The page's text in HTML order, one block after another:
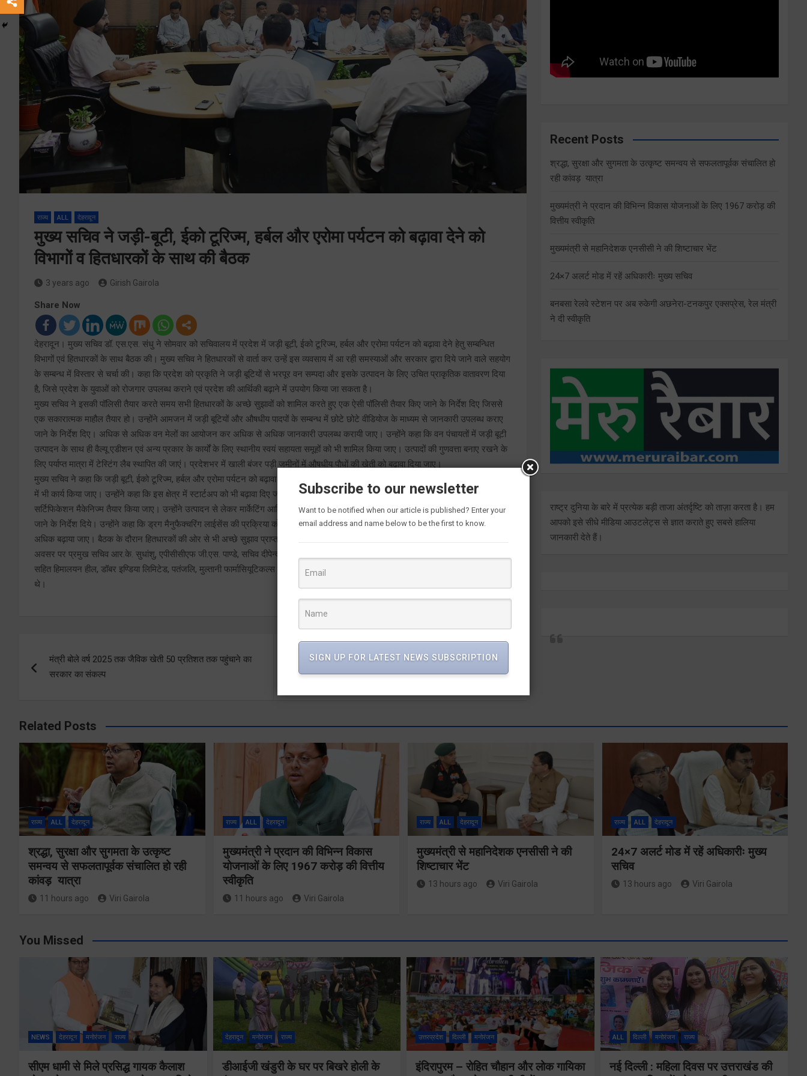
राज्य ALL देहरादून
मुख्य सचिव ने जड़ी-बूटी, ईको टूरिज्म, हर्बल और एरोमा पर्यटन को बढ़ावा देने को
विभागों व हितधारकों के साथ की बैठक
3 years ago Girish Gairola
Share Now
देहरादून। मुख्य सचिव डॉ. एस.एस. संधु ने सोमवार को सचिवालय में प्रदेश में जड़ी बूटी, ईको टूरिज्म, हर्बल और एरोमा पर्यटन को बढ़ावा देने हेतु सम्बन्धित
विभागों एवं हितधारकों के साथ बैठक की। मुख्य सचिव ने हितधारकों से वार्ता कर उन्हें इस व्यवसाय में आ रही समस्याओं और सरकार द्वारा दिये जाने वाले सहयोग
के सम्बन्ध में विस्तार से चर्चा की। कहा कि प्रदेश को प्रकृति ने जड़ी बूटियों से भरपूर वन सम्पदा और इसके उत्पादन के लिए उचित प्राकृतिक वातावरण दिया
है, जिसे प्रदेश के युवाओं को रोजगार उपलब्ध कराने एवं प्रदेश की आर्थिकी बढ़ाने में उपयोग किया जा सकता है।
मुख्य सचिव ने इसकी पॉलिसी तैयार करते समय सभी हितधारकों के अच्छे सुझावों को शामिल करते हुए एक ऐसी पॉलिसी तैयार किए जाने के निर्देश दिए जिससे
एक सकारात्मक माहौल तैयार हो। उन्होंने आमजन में जड़ी बूटियों और औषधीय पादपों के सम्बन्ध में छोटे छोटे वीडियोज के माध्यम से जानकारी उपलब्ध कराए
जाने के निर्देश दिए। अधिक से अधिक वन मेलों का आयोजन कर अधिक से अधिक जानकारी उपलब्ध करायी जाए। उन्होंने कहा कि वन पंचायतों में जड़ी बूटी
उत्पादन के साथ ही वैल्यू एडीशन एवं अन्य प्रकार के कार्यों के लिए स्थानीय स्वयं सहायता समूहों को भी शामिल किया जाए। उत्पादों की गुणवत्ता बनाए रखने के
लिए पर्याप्त मात्रा में टेस्टिंग लैब स्थापित की जाएं। प्रदेशभर में खाली बंजर पड़ी जमीनों में औषधीय पौधों की खेती को बढ़ावा दिया जाए।
मुख्य सचिव ने कहा कि जड़ी बूटी, ईको टूरिज्म, हर्बल और एरोमा पर्यटन को बढ़ावा देने, इस क्षेत्र से जुड़े विशेषज्ञों को शामिल करते हुए शोध एवं विकास की दिशा
में भी कार्य किया जाए। उन्होंने कहा कि इस क्षेत्र में स्टार्टअप को भी बढ़ावा दिए जाने हेतु व्यवस्था सुनिश्चित की जाए। मुख्य सचिव ने कहा कि ऑर्गेनिक
सर्टिफिकेशन मैकेनिज्म तैयार किया जाए। उन्होंने उत्पादन से लेकर मार्केटिंग आदि से सम्बन्धित प्रशिक्षण कार्यक्रमों को भी तैयार कर सभी को प्रशिक्षित किये
जाने के निर्देश दिये। उन्होंने कहा कि ड्रग मैनुफैक्चरिंग लाईसेंस की प्रक्रिया को भी सरलीकृत किया जाए एवं मार्केटिंग और रिटेल आउटलेट को भी अधिक से
अधिक बढ़ाया जाए। बैठक के दौरान हितधारकों की ओर से भी अच्छे सुझाव प्राप्त हुए, जिन्हें मुख्य सचिव ने पॉलिसी में भी शामिल किये जाने के निर्देश दिये। इस
अवसर पर प्रमुख सचिव आर.के. सुधांशु, एपीसीसीएफ जी.एस. पाण्डे, सचिव दीपेन्द्र कुमार चौधरी, निदेशक सेंटर फॉर एरोमैटिक प्लांट डॉ. निर्पेन्द्र चौहान
सहित हिमालयन हील, डॉबर इण्डिया लिमिटेड, पतंजलि, मुल्तानी फार्मासियूटिकल्स एवं इस व्यवसाय से जुड़े विभिन्न हिताधारक एवं प्रतिनिधि बैठक में उपस्थित
थे।
navigation
मंत्री बोले वर्ष 2025 तक जैविक खेती 50 प्रतिशत तक पहुंचाने का
सरकार का संकल्प
हरिद्वार के गंगाघाट पर युवक की सरेआम गोली मारकर हत्या
Recent Posts
श्रद्धा, सुरक्षा और सुगमता के उत्कृष्ट समन्वय से सफलतापूर्वक संचालित हो
रही कांवड़ यात्रा
मुख्यमंत्री ने प्रदान की विभिन्न विकास योजनाओं के लिए 1967 करोड़ की
वित्तीय स्वीकृति
मुख्यमंत्री से महानिदेशक एनसीसी ने की शिष्टाचार भेंट
24×7 अलर्ट मोड में रहें अधिकारीः मुख्य सचिव
बनबसा रेलवे स्टेशन पर अब रुकेगी अछनेरा-टनकपुर एक्सप्रेस, रेल मंत्री
ने दी स्वीकृति
राष्ट्र दुनिया के बारे में प्रत्येक बड़ी ताजा अंतर्दृष्टि को ताज़ा करता है। हम
आपको इसे सीधे मीडिया आउटलेट्स से ज्ञात कराते हुए सबसे हालिया
जानकारी देते हैं।
Related Posts
राज्य ALL देहरादून
श्रद्धा, सुरक्षा और सुगमता के उत्कृष्ट
समन्वय से सफलतापूर्वक संचालित हो रही
कांवड़ यात्रा
11 hours ago Viri Gairola
राज्य ALL देहरादून
मुख्यमंत्री ने प्रदान की विभिन्न विकास
योजनाओं के लिए 1967 करोड़ की वित्तीय
स्वीकृति
11 hours ago Viri Gairola
राज्य ALL देहरादून
मुख्यमंत्री से महानिदेशक एनसीसी ने की
शिष्टाचार भेंट
13 hours ago Viri Gairola
राज्य ALL देहरादून
24×7 अलर्ट मोड में रहें अधिकारीः मुख्य
सचिव
13 hours ago Viri Gairola
You Missed
NEWS देहरादून मनोरंजन राज्य
सीएम धामी से मिले प्रसिद्ध गायक कैलाश
देहरादून मनोरंजन राज्य
डीआईजी खंडुरी के घर पर बिखरे होली के
उत्तरप्रदेश दिल्ली मनोरंजन
इंदिरापुरम – रोहित चौहान और लोक गायिका
ALL दिल्ली मनोरंजन राज्य
नई दिल्ली : महिला दिवस पर उत्तराखंड की
श्रद्धा, सुरक्षा और
सुगमता के
उत्कृष्ट समन्वय
मुख्यमंत्री ने
प्रदान की विभिन्न
विकास योजनाओं
के लिए 1967
Subscribe to our newsletter
Want to be notified when our article is published? Enter your
email address and name below to be the first to know.
SIGN UP FOR LATEST NEWS SUBSCRIPTION